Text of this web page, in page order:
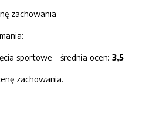
zachowania
sportowe – średnia ocen: 3,5
zachowania.